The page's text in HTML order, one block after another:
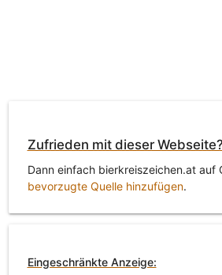
Zufrieden mit dieser Webseite?
Dann einfach bierkreiszeichen.at auf
bevorzugte Quelle hinzufügen.
Eingeschränkte Anzeige: